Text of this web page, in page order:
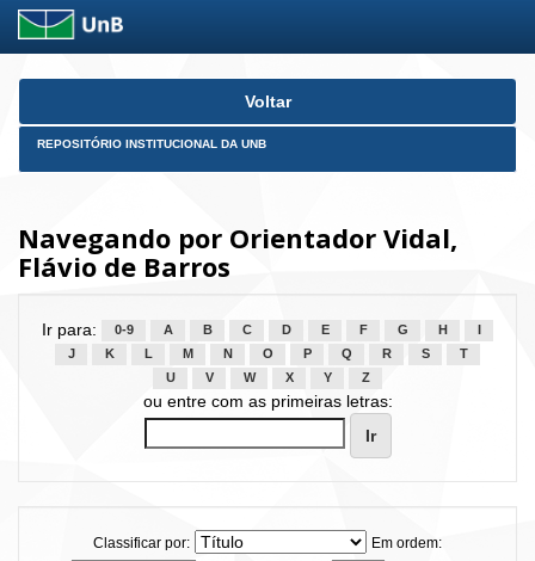
Skip
Voltar
REPOSITÓRIO INSTITUCIONAL DA UNB
Navegando por Orientador Vidal,
Flávio de Barros
Ir para: 0-9 A B C D E F G H
J
K L M N O P Q R S
T
U
V W X Y Z
ou entre com as primeiras letras:
Classificar por:
Em ordem: